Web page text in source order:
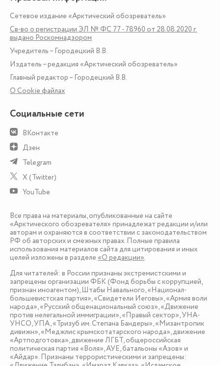
Сетевое издание «Арктический обозреватель»
Св-во о регистрации ЭЛ № ФС 77 - 78960 от 28.08.2020 г.
выдано Роскомнадзором
Учредитель – Городецкий В.В.
Издатель – редакция «Арктический обозреватель»
Главный редактор – Городецкий В.В.
О Сookie файлах
Социальные сети
ВКонтакте
Дзен
Telegram
X (Twitter)
YouTube
Все права на материалы, опубликованные на сайте
«Арктического обозревателя» принадлежат редакции и/или
авторам и охраняются в соответствии с законодательством
РФ об авторских и смежных правах. Полные правила
использования материалов сайта для цитирования и иных
целей изложены в разделе «О редакции».
Для читателей: в России признаны экстремистскими и
запрещены организации ФБК (Фонд борьбы с коррупцией,
признан иноагентом), Штабы Навального, «Национал-
большевистская партия», «Свидетели Иеговы», «Армия воли
народа», «Русский общенациональный союз», «Движение
против нелегальной иммиграции», «Правый сектор», УНА-
УНСО, УПА, «Тризуб им. Степана Бандеры», «Мизантропик
дивижн», «Меджлис крымскотатарского народа», движение
«Артподготовка», движение ЛГБТ, общероссийская
политическая партия «Воля», АУЕ, батальоны «Азов» и
«Айдар». Признаны террористическими и запрещены: